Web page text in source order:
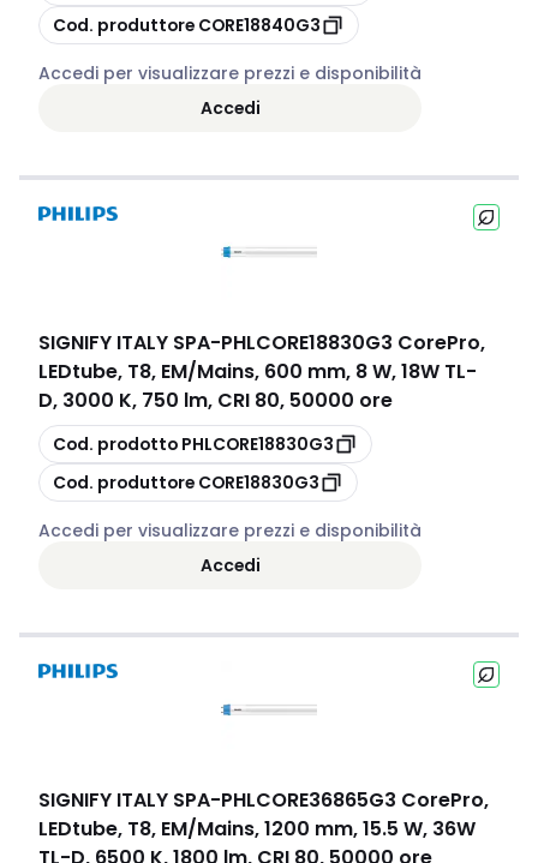
copia
Cod. produttore CORE18840G3
Accedi per visualizzare prezzi e disponibilità
Accedi
SIGNIFY ITALY SPA-PHLCORE18830G3 CorePro,
LEDtube, T8, EM/Mains, 600 mm, 8 W, 18W TL-
D, 3000 K, 750 lm, CRI 80, 50000 ore
copia
Cod. prodotto PHLCORE18830G3
copia
Cod. produttore CORE18830G3
Accedi per visualizzare prezzi e disponibilità
Accedi
SIGNIFY ITALY SPA-PHLCORE36865G3 CorePro,
LEDtube, T8, EM/Mains, 1200 mm, 15.5 W, 36W